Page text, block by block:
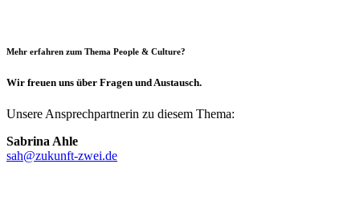
Mehr erfahren zum Thema People & Culture?
Wir freuen uns über Fragen und Austausch.
Unsere Ansprechpartnerin zu diesem Thema:
Sabrina Ahle
sah@zukunft-zwei.de